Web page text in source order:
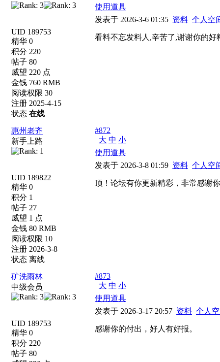
UID 189753
精华 0
积分 220
帖子 80
威望 220 点
金钱 760 RMB
阅读权限 30
注册 2025-4-15
状态 在线
使用道具
发表于 2026-3-6 01:35 资料 个人空
看料不忘发料人,辛苦了,谢谢你的好
惠州老齐
新手上路
UID 189822
精华 0
积分 1
帖子 27
威望 1 点
金钱 80 RMB
阅读权限 10
注册 2026-3-8
状态 离线
#872
大 中 小
使用道具
发表于 2026-3-8 01:59 资料 个人空
顶！论坛有你更新精彩，非常感谢
矿洗雨林
中级会员
UID 189753
精华 0
积分 220
帖子 80
#873
大 中 小
使用道具
发表于 2026-3-17 20:57 资料 个人
感谢你的付出，好人有好报。